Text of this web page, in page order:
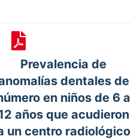
Prevalencia de
dentales de
en niños de 6 a
años que acudieron
un centro radiológico